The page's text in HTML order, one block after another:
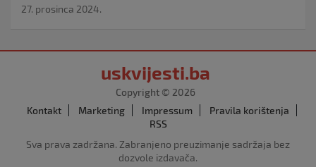
27. prosinca 2024.
uskvijesti.ba
Copyright © 2026
Kontakt
Marketing Impressum
Pravila korištenja
RSS
Sva prava zadržana. Zabranjeno preuzimanje sadržaja bez
dozvole izdavača.